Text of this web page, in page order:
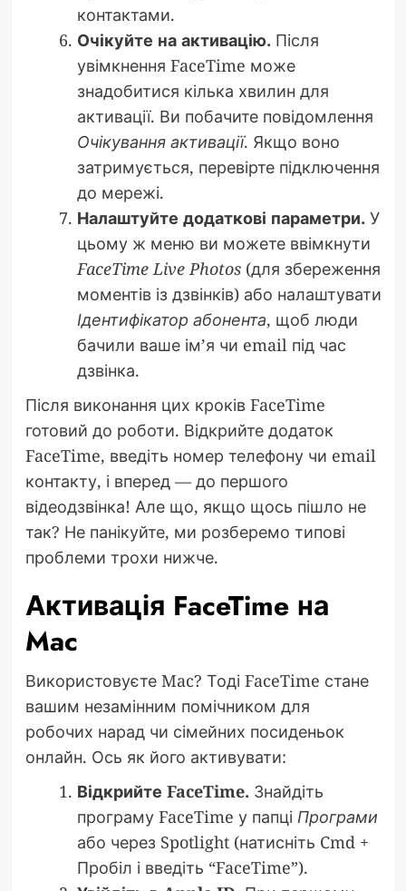
контактами.
Очікуйте на активацію. Після
увімкнення FaceTime може
знадобитися кілька хвилин для
активації. Ви побачите повідомлення
Очікування активації. Якщо воно
затримується, перевірте підключення
до мережі.
Налаштуйте додаткові параметри. У
цьому ж меню ви можете ввімкнути
FaceTime Live Photos(для збереження
моментів із дзвінків) або налаштувати
Ідентифікатор абонента, щоб люди
бачили ваше ім’я чи email під час
дзвінка.
Після виконання цих кроків FaceTime
готовий до роботи. Відкрийте додаток
FaceTime, введіть номер телефону чи email
контакту, і вперед — до першого
відеодзвінка! Але що, якщо щось пішло не
так? Не панікуйте, ми розберемо типові
проблеми трохи нижче.
Активація FaceTime на
Mac
Використовуєте Mac? Тоді FaceTime стане
вашим незамінним помічником для
робочих нарад чи сімейних посиденьок
онлайн. Ось як його активувати:
Відкрийте FaceTime. Знайдіть
програму FaceTime у папці Програми
або через Spotlight (натисніть Cmd +
Пробіл і введіть “FaceTime”).